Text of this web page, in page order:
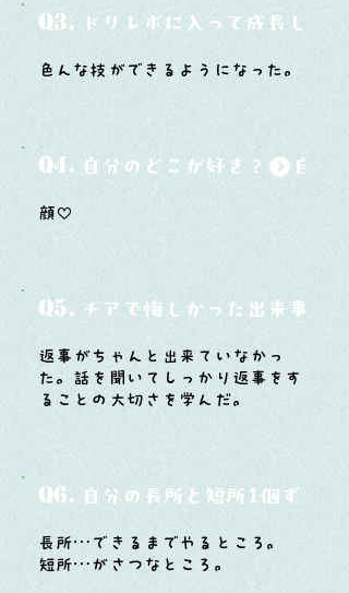
Q3. ドリレボに入って成長した
色んな技ができるようになった。
Q4. 自分のどこが好き？
顔♡
Q5. チアで悔しかった出来事と
返事がちゃんと出来ていなかっ
た。話を聞いてしっかり返事をす
ることの大切さを学んだ。
Q6. 自分の長所と短所1個ずつ
長所…できるまでやるところ。
短所…がさつなところ。